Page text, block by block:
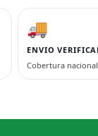
🚚
ENVIO
Cobertura